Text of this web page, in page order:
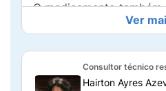
O medicamento
lítioou
Composição do
Ver
Consultor técnico
Hairton Ayres